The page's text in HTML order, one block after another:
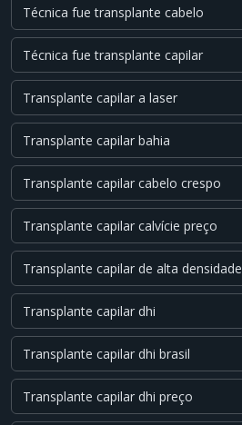
Técnica fue transplante cabelo
Técnica fue transplante capilar
Transplante capilar a laser
Transplante capilar bahia
Transplante capilar cabelo crespo
Transplante capilar calvície preço
Transplante capilar de alta densidade
Transplante capilar dhi
Transplante capilar dhi brasil
Transplante capilar dhi preço